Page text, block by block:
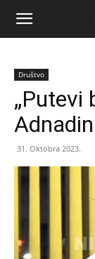
Naša
riječ
Društvo
„Putevi
31. Oktobra 2023.